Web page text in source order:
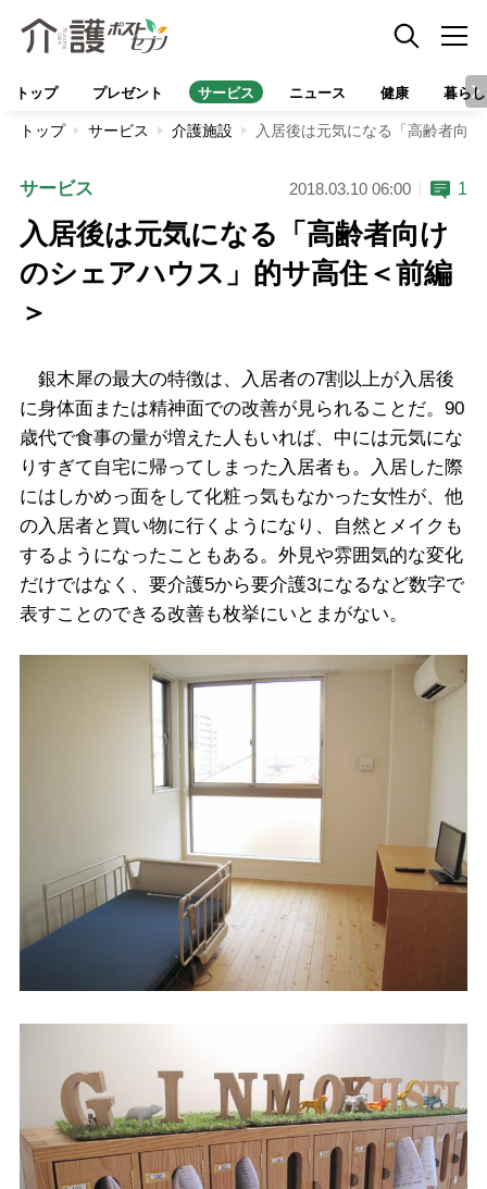
トップ プレゼント サービス ニュース 健康 暮らし
トップ サービス 介護施設 入居後は元気になる「高齢者向
サービス 2018.03.10 06:00 1
入居後は元気になる「高齢者向け
のシェアハウス」的サ高住＜前編
＞
銀木犀の最大の特徴は、入居者の7割以上が入居後
に身体面または精神面での改善が見られることだ。90
歳代で食事の量が増えた人もいれば、中には元気にな
りすぎて自宅に帰ってしまった入居者も。入居した際
にはしかめっ面をして化粧っ気もなかった女性が、他
の入居者と買い物に行くようになり、自然とメイクも
するようになったこともある。外見や雰囲気的な変化
だけではなく、要介護5から要介護3になるなど数字で
表すことのできる改善も枚挙にいとまがない。